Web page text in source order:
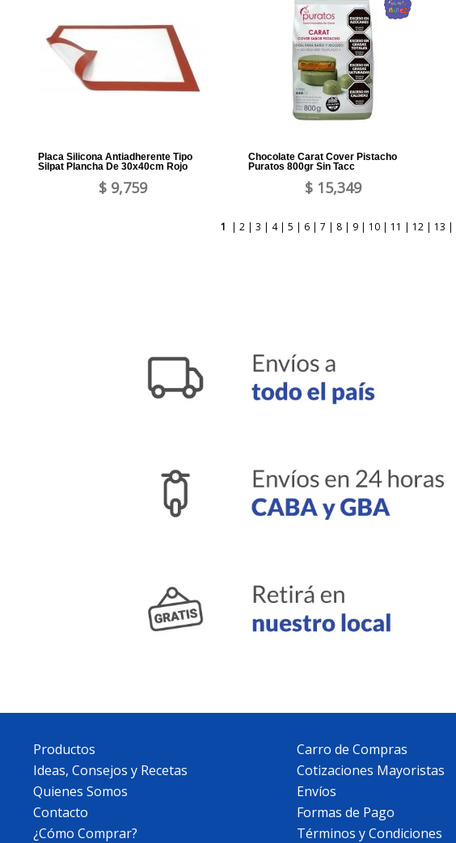
Placa Silicona Antiadherente Tipo
Silpat Plancha De 30x40cm Rojo
$ 9,759
Chocolate Carat Cover Pistacho
Puratos 800gr Sin Tacc
$ 15,349
1 | 2 | 3 | 4| 5 | 6 | 7 | 8 | 9 | 10 | 11 | 12 | 13 |
Productos
Ideas, Consejos y Recetas
Quienes Somos
Contacto
¿Cómo Comprar?
Carro de Compras
Cotizaciones Mayoristas
Envíos
Formas de Pago
Términos y Condiciones